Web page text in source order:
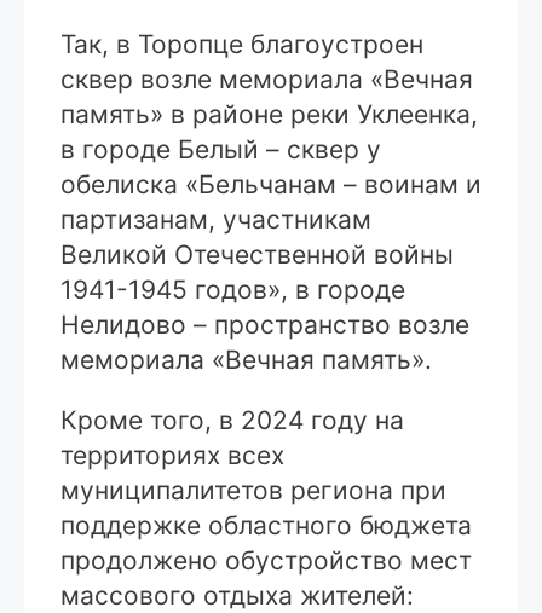
Так, в Торопце благоустроен
сквер возле мемориала «Вечная
память» в районе реки Уклеенка,
в городе Белый – сквер у
обелиска «Бельчанам – воинам и
партизанам, участникам
Великой Отечественной войны
1941-1945 годов», в городе
Нелидово – пространство возле
мемориала «Вечная память».
Кроме того, в 2024 году на
территориях всех
муниципалитетов региона при
под­держке областного бюджета
продолжено обустройство мест
массового отдыха жи­телей: